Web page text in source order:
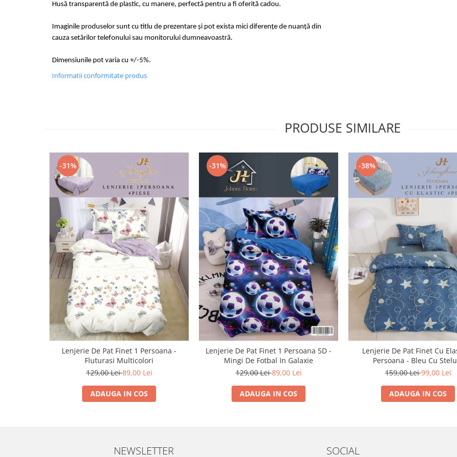
Husă transparentă de plastic, cu manere, perfectă pentru a fi oferită cadou.
Imaginile produselor sunt cu titlu de prezentare și pot exista mici diferențe de nuanță din
cauza setărilor telefonului sau monitorului dumneavoastră.
Dimensiunile pot varia cu +/-5%.
Informatii conformitate produs
PRODUSE SIMILARE
-31%
Lenjerie De Pat Finet 1 Persoana -
Fluturasi Multicolori
129,00 Lei89,00 Lei
ADAUGA IN COS
-31%
Lenjerie De Pat Finet 1 Persoana 5D -
Mingi De Fotbal In Galaxie
129,00 Lei89,00 Lei
ADAUGA IN COS
-38%
Lenjerie De Pat Finet Cu
Persoana - Bleu Cu
159,00 Lei99,00 Lei
ADAUGA IN COS
NEWSLETTER SOCIAL